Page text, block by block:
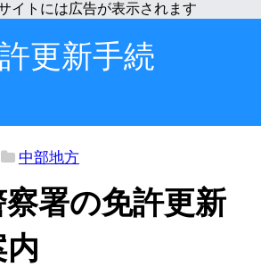
更新手続
中部地方
署の免許更新